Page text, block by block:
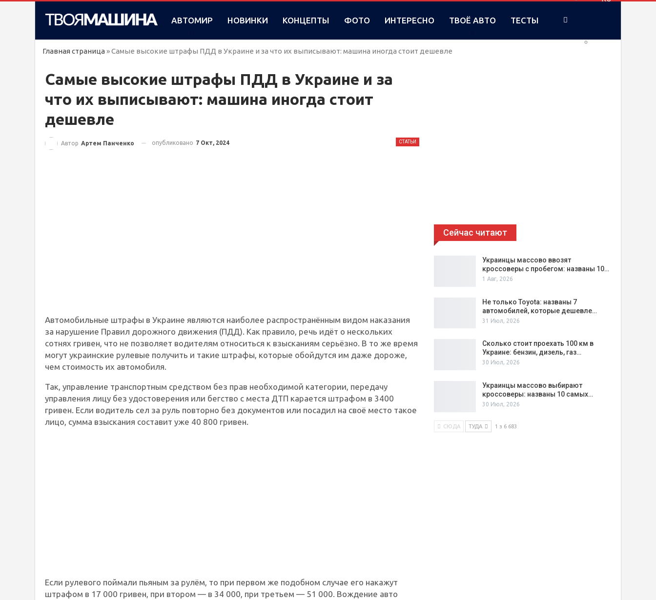
UA
АВТОМИР НОВИНКИ КОНЦЕПТЫ ФОТО ИНТЕРЕСНО ТВОЁ АВТО ТЕСТЫ
Главная страница »Самые высокие штрафы ПДД в Украине и за что их выписывают: машина иногда стоит дешевле
Самые высокие штрафы ПДД в Украине и за
что их выписывают: машина иногда стоит
дешевле
СТАТЬИ
Автор Артем Панченко опубликовано 7 Окт, 2024
Автомобильные штрафы в Украине являются наиболее распространённым видом наказания
за нарушение Правил дорожного движения (ПДД). Как правило, речь идёт о нескольких
сотнях гривен, что не позволяет водителям относиться к взысканиям серьёзно. В то же время
могут украинские рулевые получить и такие штрафы, которые обойдутся им даже дороже,
чем стоимость их автомобиля.
Так, управление транспортным средством без прав необходимой категории, передачу
управления лицу без удостоверения или бегство с места ДТП карается штрафом в 3400
гривен. Если водитель сел за руль повторно без документов или посадил на своё место такое
лицо, сумма взыскания составит уже 40 800 гривен.
Если рулевого поймали пьяным за рулём, то при первом же подобном случае его накажут
штрафом в 17 000 гривен, при втором — в 34 000, при третьем — 51 000. Вождение авто
Сейчас читают
Украинцы массово ввозят
кроссоверы с пробегом: названы 10…
1 Авг, 2026
Не только Toyota: названы 7
автомобилей, которые дешевле…
31 Июл, 2026
Сколько стоит проехать 100 км в
Украине: бензин, дизель, газ…
30 Июл, 2026
Украинцы массово выбирают
кроссоверы: названы 10 самых…
30 Июл, 2026
СЮДА ТУДА 1 з 6 683